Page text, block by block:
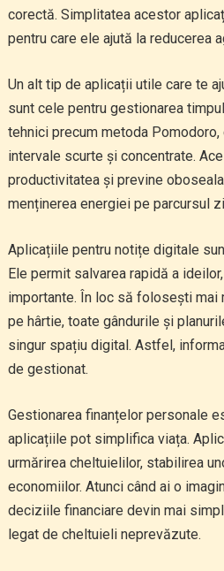
corectă. Simplitatea acestor
pentru care ele ajută la reducerea
Un alt tip de aplicații utile care te
sunt cele pentru gestionarea
tehnici precum metoda Pomodoro,
intervale scurte și concentrate.
productivitatea și previne
menținerea energiei pe parcursul
Aplicațiile pentru notițe digitale
Ele permit salvarea rapidă a
importante. În loc să folosești mai
pe hârtie, toate gândurile și
singur spațiu digital. Astfel,
de gestionat.
Gestionarea finanțelor personale
aplicațiile pot simplifica viața.
urmărirea cheltuielilor, stabilirea
economiilor. Atunci când ai o
deciziile financiare devin mai
legat de cheltuieli neprevăzute.